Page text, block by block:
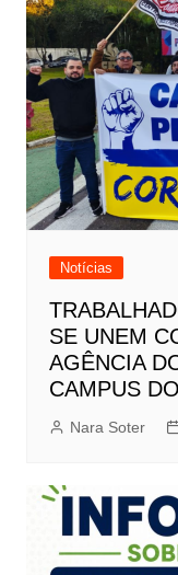
Notícias
SE UNEM
AGÊNCIA
CAMPUS
Nara Soter